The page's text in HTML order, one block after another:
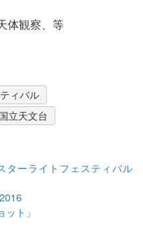
体観察、等
ィバル
国立天文台
ーライトフェスティバル
ト」